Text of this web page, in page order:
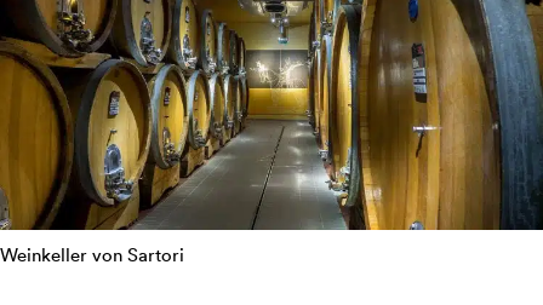
Weinkeller von Sartori